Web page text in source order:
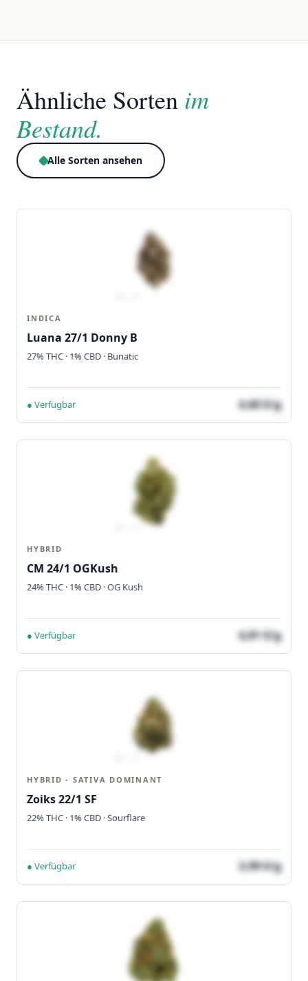
Ähnliche Sorten im
Bestand.
Alle Sorten ansehen
INDICA
Luana 27/1 Donny B
27% THC · 1% CBD · Bunatic
● Verfügbar 4,60 €/g
HYBRID
CM 24/1 OGKush
24% THC · 1% CBD · OG Kush
● Verfügbar 4,81 €/g
HYBRID - SATIVA DOMINANT
Zoiks 22/1 SF
22% THC · 1% CBD · Sourflare
● Verfügbar 3,99 €/g